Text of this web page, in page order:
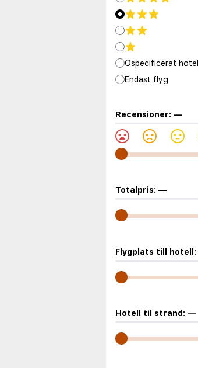
Ospecificerat hotell
Endast flyg
Recensioner: —
Totalpris: —
Flygplats till hotell:
Hotell til strand: —